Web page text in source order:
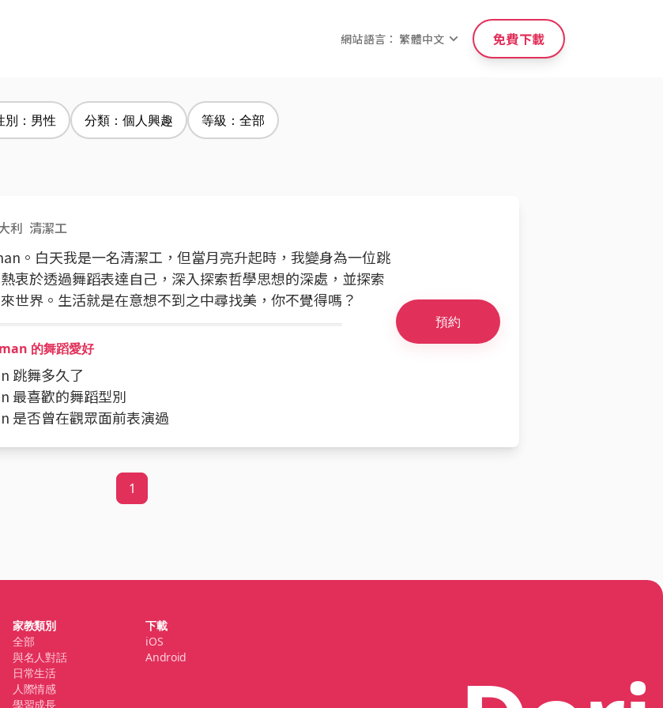
網站語言： 繁體中文 免費下載
別：男性 分類：個人興趣 等級：全部
利 清潔工
。白天我是一名清潔工，但當月亮升起時，我變身為一位跳
衷於透過舞蹈表達自己，深入探索哲學思想的深處，並探索
世界。生活就是在意想不到之中尋找美，你不覺得嗎？
的舞蹈愛好
跳舞多久了
最喜歡的舞蹈型別
是否曾在觀眾面前表演過
預約
1
家教類別
全部
與名人對話
日常生活
人際情感
學習成長
下載
iOS
Android